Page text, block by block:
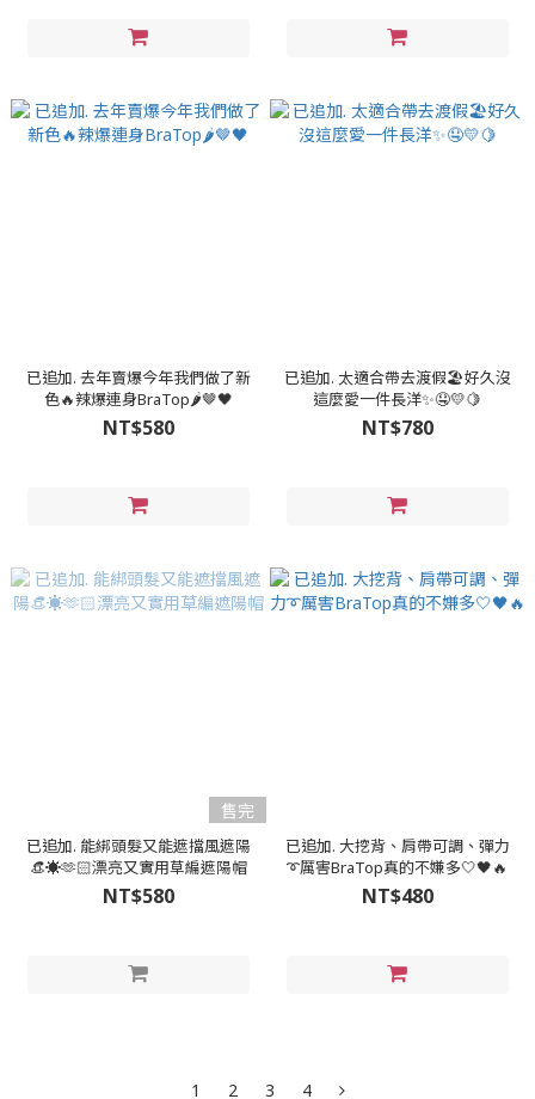
已追加. 去年賣爆今年我們做了新
色🔥辣爆連身BraTop🌶🤎🖤
NT$580
已追加. 太適合帶去渡假🏖️好久沒
這麼愛一件長洋✨🤤💛🍋
NT$780
售完
已追加. 能綁頭髮又能遮擋風遮陽
👒☀️🫶🏻漂亮又實用草編遮陽帽
NT$580
已追加. 大挖背、肩帶可調、彈力
➰厲害BraTop真的不嫌多🤍🖤🔥
NT$480
1 2 3 4